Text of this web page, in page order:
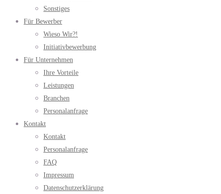
Sonstiges
Für Bewerber
Wieso Wir?!
Initiativbewerbung
Für Unternehmen
Ihre Vorteile
Leistungen
Branchen
Personalanfrage
Kontakt
Kontakt
Personalanfrage
FAQ
Impressum
Datenschutzerklärung